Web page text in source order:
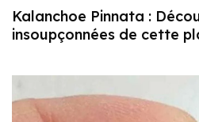
Kalanchoe Pinnata :
insoupçonnées de cette